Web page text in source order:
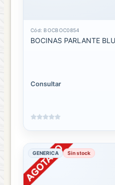
Cód: BOCBOC0854
BOCINAS PARLANTE
Consultar
GENERICA Sin stock